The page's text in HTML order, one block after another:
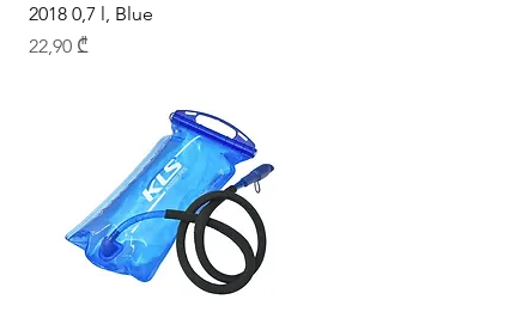
2018 0,7 l, Blue
Price
22,90 ₾